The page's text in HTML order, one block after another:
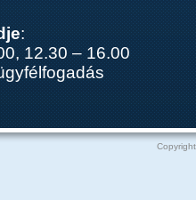
:
12.30 – 16.00